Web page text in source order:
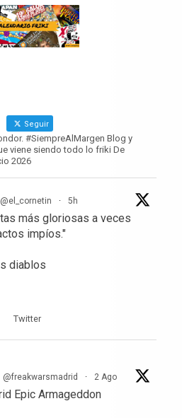
Seguir
#SiempreAlMargen Blog y
viene siendo todo lo friki De
2026
@el_cornetin · 5h
más gloriosas a veces
impíos."
diablos
Twitter
@freakwarsmadrid · 2 Ago
Epic Armageddon